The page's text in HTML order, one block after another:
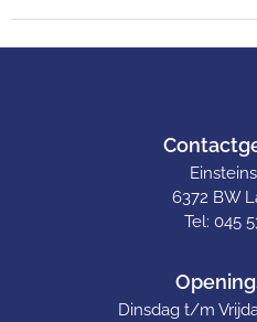
6372 BW
Tel: 045
Dinsdag t/m